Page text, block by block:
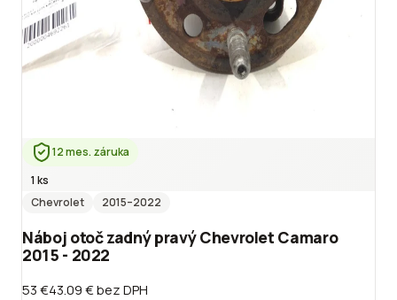
12 mes. záruka
1 ks
Chevrolet
2015–2022
Náboj otoč zadný pravý Chevrolet Camaro
2015 - 2022
53 €43.09 €bez DPH